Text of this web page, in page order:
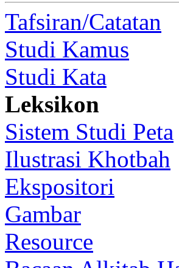
Tafsiran/Catatan
Studi Kamus
Studi Kata
Leksikon
Sistem Studi Peta
Ilustrasi Khotbah
Ekspositori
Gambar
Resource